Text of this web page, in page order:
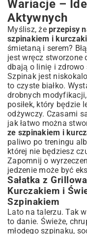
Wariacje –
Aktywnych
Myślisz, że przepisy
szpinakiem i
śmietaną i serem?
jest wręcz stworzone
dbają o linię i zdrowo
Szpinak jest
to czyste białko.
drobnych
posiłek, który będzie
odżywczy. Czasami
jak łatwo można
ze szpinakiem i
paliwo po treningu
której nie będziesz
Zapomnij o
jedzenie może być
Sałatka z
Kurczakiem i
Szpinakiem
Lato na talerzu. Tak
to danie. Świeże,
młodego szpinaku,